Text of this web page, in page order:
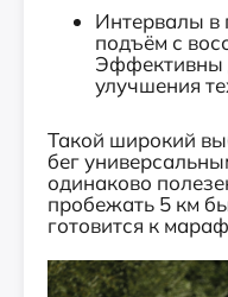
Интервалы в
подъём с
Эффективны
улучшения
Такой широкий
бег
одинаково
пробежать 5 км
готовится к